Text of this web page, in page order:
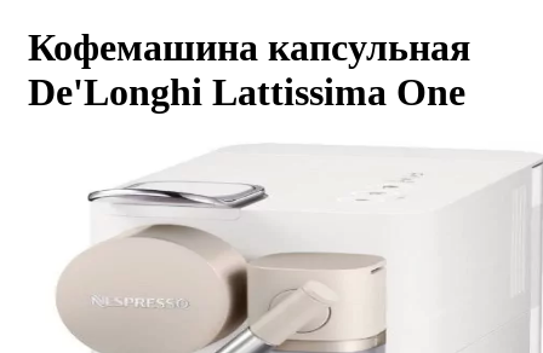
Кофемашина капсульная
De'Longhi Lattissima One